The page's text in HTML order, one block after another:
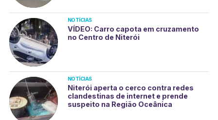
NOTÍCIAS
VÍDEO: Carro capota em cruzamento
no Centro de Niterói
NOTÍCIAS
Niterói aperta o cerco contra redes
clandestinas de internet e prende
suspeito na Região Oceânica